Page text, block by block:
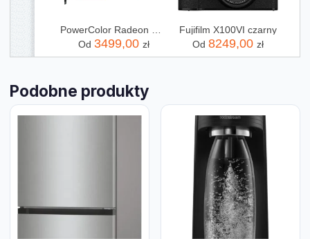
Od 3499,00 zł
Fujifilm X100VI czarny
Od 8249,00 zł
Podobne produkty